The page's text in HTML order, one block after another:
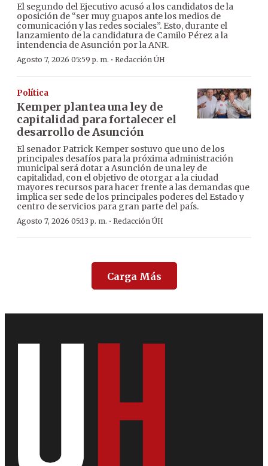
El segundo del Ejecutivo acusó a los candidatos de la
oposición de “ser muy guapos ante los medios de
comunicación y las redes sociales”. Esto, durante el
lanzamiento de la candidatura de Camilo Pérez a la
intendencia de Asunción por la ANR.
Agosto 7, 2026 05:59 p. m. · Redacción ÚH
Política
Kemper plantea una ley de
capitalidad para fortalecer el
desarrollo de Asunción
El senador Patrick Kemper sostuvo que uno de los
principales desafíos para la próxima administración
municipal será dotar a Asunción de una ley de
capitalidad, con el objetivo de otorgar a la ciudad
mayores recursos para hacer frente a las demandas que
implica ser sede de los principales poderes del Estado y
centro de servicios para gran parte del país.
Agosto 7, 2026 05:13 p. m. · Redacción ÚH
Carga Más